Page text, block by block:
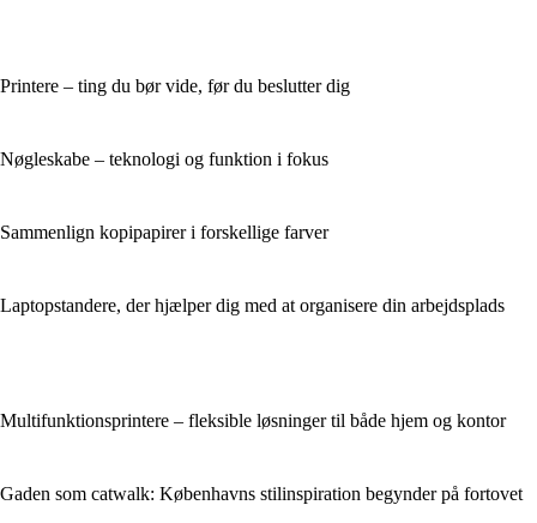
Printere – ting du bør vide, før du beslutter dig
Nøgleskabe – teknologi og funktion i fokus
Sammenlign kopipapirer i forskellige farver
Laptopstandere, der hjælper dig med at organisere din arbejdsplads
Multifunktionsprintere – fleksible løsninger til både hjem og kontor
Gaden som catwalk: Københavns stilinspiration begynder på fortovet